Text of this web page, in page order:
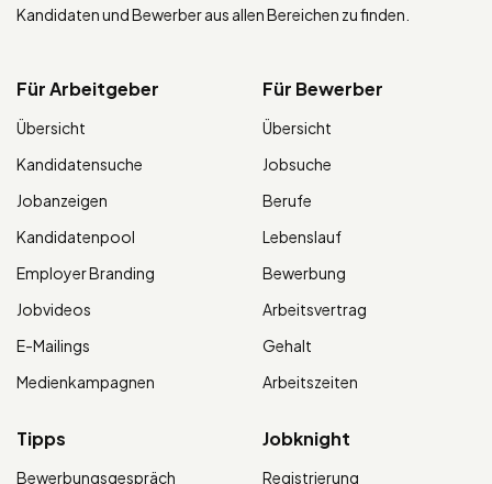
Kandidaten und Bewerber aus allen Bereichen zu finden.
Für Arbeitgeber
Übersicht
Kandidatensuche
Jobanzeigen
Kandidatenpool
Employer Branding
Jobvideos
E-Mailings
Medienkampagnen
Für Bewerber
Übersicht
Jobsuche
Berufe
Lebenslauf
Bewerbung
Arbeitsvertrag
Gehalt
Arbeitszeiten
Tipps
Bewerbungsgespräch
Jobknight
Registrierung